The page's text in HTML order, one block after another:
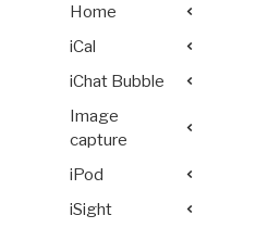
Home
iCal
iChat Bubble
Image
capture
iPod
iSight